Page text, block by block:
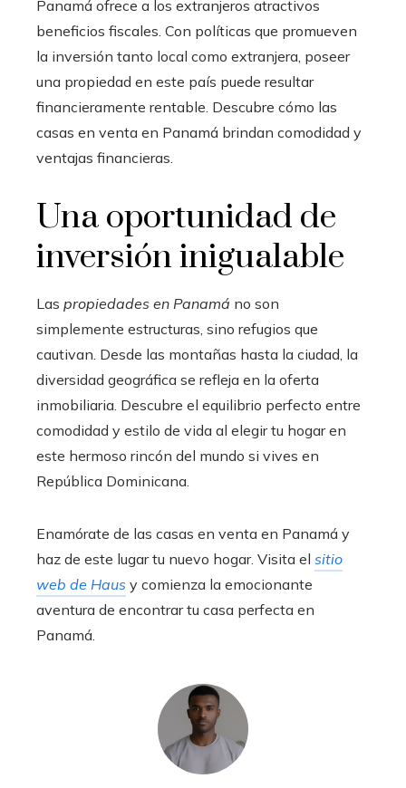
Panamá ofrece a los extranjeros atractivos
beneficios fiscales. Con políticas que promueven
la inversión tanto local como extranjera, poseer
una propiedad en este país puede resultar
financieramente rentable. Descubre cómo las
casas en venta en Panamá brindan comodidad y
ventajas financieras.
Una oportunidad de
inversión inigualable
Las propiedades en Panamá no son
simplemente estructuras, sino refugios que
cautivan. Desde las montañas hasta la ciudad, la
diversidad geográfica se refleja en la oferta
inmobiliaria. Descubre el equilibrio perfecto entre
comodidad y estilo de vida al elegir tu hogar en
este hermoso rincón del mundo si vives en
República Dominicana.
Enamórate de las casas en venta en Panamá y
haz de este lugar tu nuevo hogar. Visita el sitio
web de Haus y comienza la emocionante
aventura de encontrar tu casa perfecta en
Panamá.